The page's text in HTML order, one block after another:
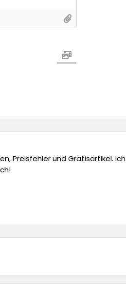
Preisfehler und Gratisartikel. Ich